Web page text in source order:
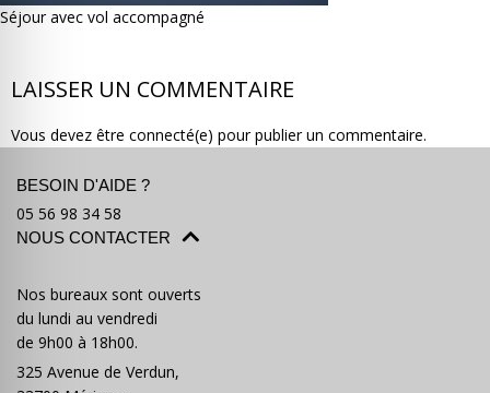
Séjour avec vol accompagné
LAISSER UN COMMENTAIRE
Vous devez être connecté(e) pour publier un commentaire.
BESOIN D'AIDE ?
05 56 98 34 58
NOUS CONTACTER
Nos bureaux sont ouverts
du lundi au vendredi
de 9h00 à 18h00.
325 Avenue de Verdun,
partir ? Devis & contact